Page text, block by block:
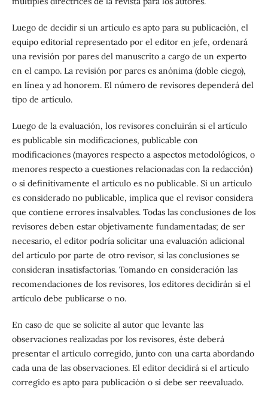
Luego de decidir si un artículo es apto para su publicación, el
equipo editorial representado por el editor en jefe, ordenará
una revisión por pares del manuscrito a cargo de un experto
en el campo. La revisión por pares es anónima (doble ciego),
en línea y ad honorem. El número de revisores dependerá del
tipo de artículo.
Luego de la evaluación, los revisores concluirán si el artículo
es publicable sin modificaciones, publicable con
modificaciones (mayores respecto a aspectos metodológicos, o
menores respecto a cuestiones relacionadas con la redacción)
o si definitivamente el artículo es no publicable. Si un artículo
es considerado no publicable, implica que el revisor considera
que contiene errores insalvables. Todas las conclusiones de los
revisores deben estar objetivamente fundamentadas; de ser
necesario, el editor podría solicitar una evaluación adicional
del artículo por parte de otro revisor, si las conclusiones se
consideran insatisfactorias. Tomando en consideración las
recomendaciones de los revisores, los editores decidirán si el
artículo debe publicarse o no.
En caso de que se solicite al autor que levante las
observaciones realizadas por los revisores, éste deberá
presentar el artículo corregido, junto con una carta abordando
cada una de las observaciones. El editor decidirá si el artículo
corregido es apto para publicación o si debe ser reevaluado.